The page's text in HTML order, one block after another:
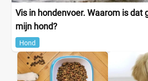
Hondenras
Beagle
Bichon Frise
Boxer
Vis in hondenvoer. Waarom is dat
mijn hond?
Hond